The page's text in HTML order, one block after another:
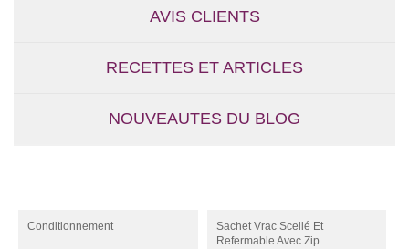
AVIS CLIENTS
RECETTES ET ARTICLES
NOUVEAUTES DU BLOG
Conditionnement
Sachet Vrac Scellé Et
Refermable Avec Zip